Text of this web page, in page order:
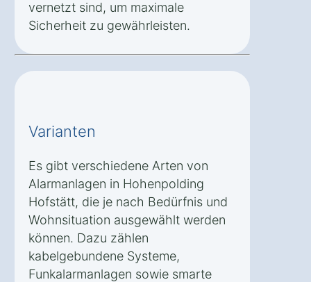
vernetzt sind, um maximale
Sicherheit zu gewährleisten.
Varianten
Es gibt verschiedene Arten von
Alarmanlagen in Hohenpolding
Hofstätt, die je nach Bedürfnis und
Wohnsituation ausgewählt werden
können. Dazu zählen
kabelgebundene Systeme,
Funkalarmanlagen sowie smarte